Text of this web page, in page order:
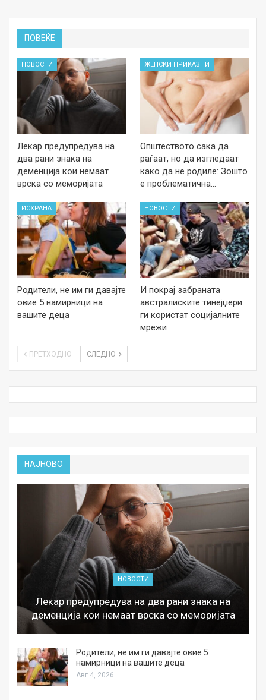
ПОВЕЌЕ
НОВОСТИ
Лекар предупредува на
два рани знака на
деменција кои немаат
врска со меморијата
ЖЕНСКИ ПРИКАЗНИ
Општеството сака да
раѓаат, но да изгледаат
како да не родиле: Зошто
е проблематична…
ИСХРАНА
Родители, не им ги давајте
овие 5 намирници на
вашите деца
НОВОСТИ
И покрај забраната
австралиските тинејџери
ги користат социјалните
мрежи
ПРЕТХОДНО СЛЕДНО
НАЈНОВО
НОВОСТИ
Лекар предупредува на два рани знака на
деменција кои немаат врска со меморијата
Родители, не им ги давајте овие 5
намирници на вашите деца
Авг 4, 2026